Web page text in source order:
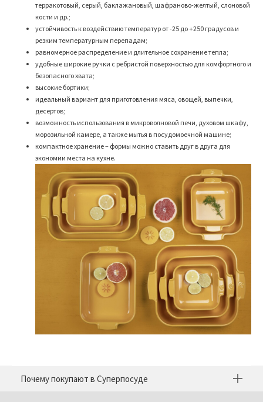
терракотовый, серый, баклажановый, шафраново-желтый, слоновой
кости и др.;
устойчивость к воздействию температур от -25 до +250 градусов и
резким температурным перепадам;
равномерное распределение и длительное сохранение тепла;
удобные широкие ручки с ребристой поверхностью для комфортного и
безопасного хвата;
высокие бортики;
идеальный вариант для приготовления мяса, овощей, выпечки,
десертов;
возможность использования в микроволновой печи, духовом шкафу,
морозильной камере, а также мытья в посудомоечной машине;
компактное хранение – формы можно ставить друг в друга для
экономии места на кухне.
Почему покупают в Суперпосуде